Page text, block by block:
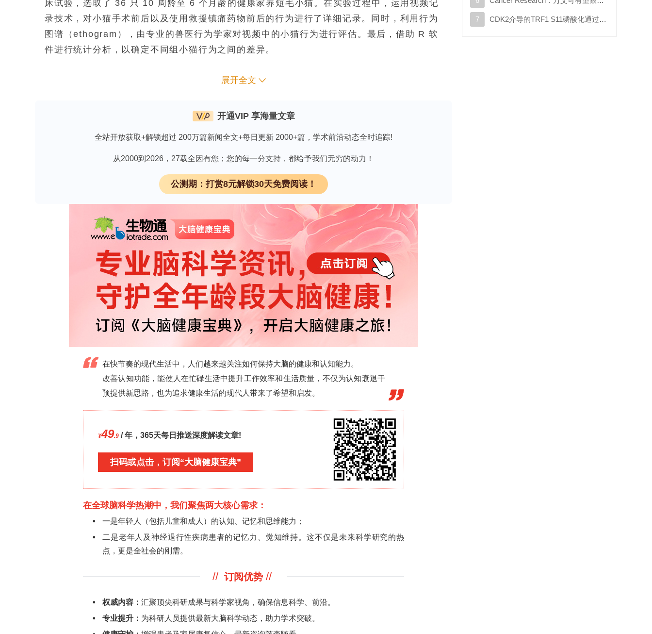
床试验，选取了 36 只 10 周龄至 6 个月龄的健康家养短毛小猫。在实验过程中，运用视频记
录技术，对小猫手术前后以及使用救援镇痛药物前后的行为进行了详细记录。同时，利用行为
图谱（ethogram），由专业的兽医行为学家对视频中的小猫行为进行评估。最后，借助 R 软
件进行统计分析，以确定不同组小猫行为之间的差异。
：实时疼痛评估显示，对照组（CG）小猫使用救援镇痛药物的比例
救援镇痛药物后的时间点数据。
救援镇痛前后行为差异：使用救援镇痛药物前，小猫 “不关注周围环境”“低头姿势”“眼睛半闭”
的时间百分比显著长于使用药物后；相反，“头部 / 眼睛 / 耳朵定向”“眼睛睁开” 的时间百分比
则短于使用药物后。这表明镇痛药物能够有效改变小猫的疼痛相关行为，使它们恢复到更正常
的行为状态。
MMG 与 CG 组行为差异：在基线时，MMG 组小猫在笼子后部的停留时间（ 54± 33）长于
28±20）；术后 1 小时，MMG 组小猫 “用爪子抓丝带”（玩耍行为）的时间
）长于 CG 组（ 7.5±12），而对伤口的关注频率（ 0.5±1）低于 CG 组（ 0.2
且移动时间（5±4 ）短于 CG 组（ 24±24）。这些差异反映出多模式镇痛对小猫术后行为的积
极影响，暗示着 MMG 组小猫的疼痛得到了更好的控制。
组内行为变化差异：在 CG 组中，术后 1 小时与基线相比，小猫 “退缩 / 躲藏” 的频率降
移动时间增加。在 MMG 组中，术后 1 小时与基线相比，小猫在笼子后部的停留时间缩短，在
笼子其他地方的停留时间增加，“梳理毛发” 的时间延长，“用爪子抓丝带” 的时间缩短，“不抓丝
带” 的时间延长，移动时间缩短，“不安” 的时间增加。这些组内行为变化进一步说明了手术和
镇痛措施对小猫行为的影响，也为评估小猫的疼痛状态提供了更多依据。
这项研究通过视频评估，详细描述了小猫卵巢子宫切除术后不同时间点的正常和疼痛相关行为
的持续时间和频率。研究发现，疼痛小猫和非疼痛小猫之间、使用救援镇痛药物前后以及手术
前后，小猫的行为存在显著差异。
研究中观察到的一些疼痛相关行为，如 “低头姿势”“眼睛半闭”“不关注周围环境” 等，与成年猫
的疼痛行为相似。这表明在疼痛行为表现上，小猫和成年猫可能存在一定的共性，为进一步研
究猫的疼痛行为提供了参考。同时，研究还发现 “关注伤口” 这一行为在 MMG 组中出现频率较
低，且与术后疼痛无关，可能只是小猫正常的梳理行为或试图去除手术区域消毒剂的表现。这
对于小猫的神经生理、运动和行为认知技能发展至关重要，因此玩耍时间的减少可以作为小猫
疼痛的一个行为指标。这一结论强调了关注小猫术后玩耍行为的重要性，为评估小猫的福利状
展开全文
开通VIP 享海量文章
全站开放获取+解锁超过 200万篇新闻全文+每日更新 2000+篇，学术前沿动态全时追踪!
从2000到2026，27载全因有您；您的每一分支持，都给予我们无穷的动力！
公测期：打赏8元解锁30天免费阅读！
7 CDK2介导的TRF1 S11磷酸化通过重塑端粒染色质促进DNA损伤修复